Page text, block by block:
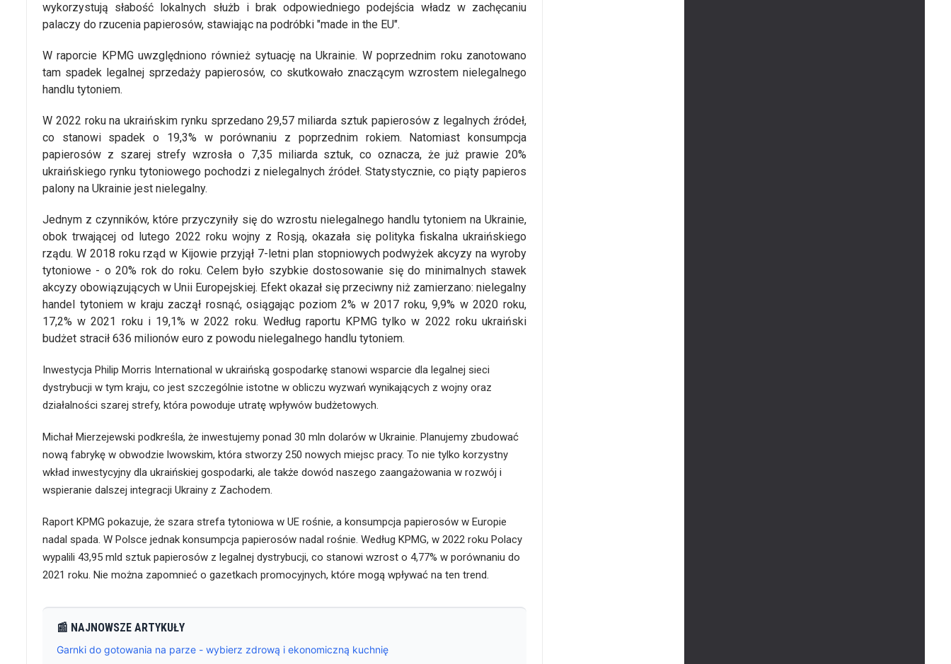
wykorzystują słabość lokalnych służb i brak odpowiedniego podejścia władz w zachęcaniu
palaczy do rzucenia papierosów, stawiając na podróbki "made in the EU".
W raporcie KPMG uwzględniono również sytuację na Ukrainie. W poprzednim roku zanotowano
tam spadek legalnej sprzedaży papierosów, co skutkowało znaczącym wzrostem nielegalnego
handlu tytoniem.
W 2022 roku na ukraińskim rynku sprzedano 29,57 miliarda sztuk papierosów z legalnych źródeł,
co stanowi spadek o 19,3% w porównaniu z poprzednim rokiem. Natomiast konsumpcja
papierosów z szarej strefy wzrosła o 7,35 miliarda sztuk, co oznacza, że już prawie 20%
ukraińskiego rynku tytoniowego pochodzi z nielegalnych źródeł. Statystycznie, co piąty papieros
palony na Ukrainie jest nielegalny.
Jednym z czynników, które przyczyniły się do wzrostu nielegalnego handlu tytoniem na Ukrainie,
obok trwającej od lutego 2022 roku wojny z Rosją, okazała się polityka fiskalna ukraińskiego
rządu. W 2018 roku rząd w Kijowie przyjął 7-letni plan stopniowych podwyżek akcyzy na wyroby
tytoniowe - o 20% rok do roku. Celem było szybkie dostosowanie się do minimalnych stawek
akcyzy obowiązujących w Unii Europejskiej. Efekt okazał się przeciwny niż zamierzano: nielegalny
handel tytoniem w kraju zaczął rosnąć, osiągając poziom 2% w 2017 roku, 9,9% w 2020 roku,
17,2% w 2021 roku i 19,1% w 2022 roku. Według raportu KPMG tylko w 2022 roku ukraiński
budżet stracił 636 milionów euro z powodu nielegalnego handlu tytoniem.
Inwestycja Philip Morris International w ukraińską gospodarkę stanowi wsparcie dla legalnej sieci
dystrybucji w tym kraju, co jest szczególnie istotne w obliczu wyzwań wynikających z wojny oraz
działalności szarej strefy, która powoduje utratę wpływów budżetowych.
Michał Mierzejewski podkreśla, że inwestujemy ponad 30 mln dolarów w Ukrainie. Planujemy zbudować
nową fabrykę w obwodzie lwowskim, która stworzy 250 nowych miejsc pracy. To nie tylko korzystny
wkład inwestycyjny dla ukraińskiej gospodarki, ale także dowód naszego zaangażowania w rozwój i
wspieranie dalszej integracji Ukrainy z Zachodem.
Raport KPMG pokazuje, że szara strefa tytoniowa w UE rośnie, a konsumpcja papierosów w Europie
nadal spada. W Polsce jednak konsumpcja papierosów nadal rośnie. Według KPMG, w 2022 roku Polacy
wypalili 43,95 mld sztuk papierosów z legalnej dystrybucji, co stanowi wzrost o 4,77% w porównaniu do
2021 roku. Nie można zapomnieć o gazetkach promocyjnych, które mogą wpływać na ten trend.
📰 NAJNOWSZE ARTYKUŁY
Garnki do gotowania na parze - wybierz zdrową i ekonomiczną kuchnię